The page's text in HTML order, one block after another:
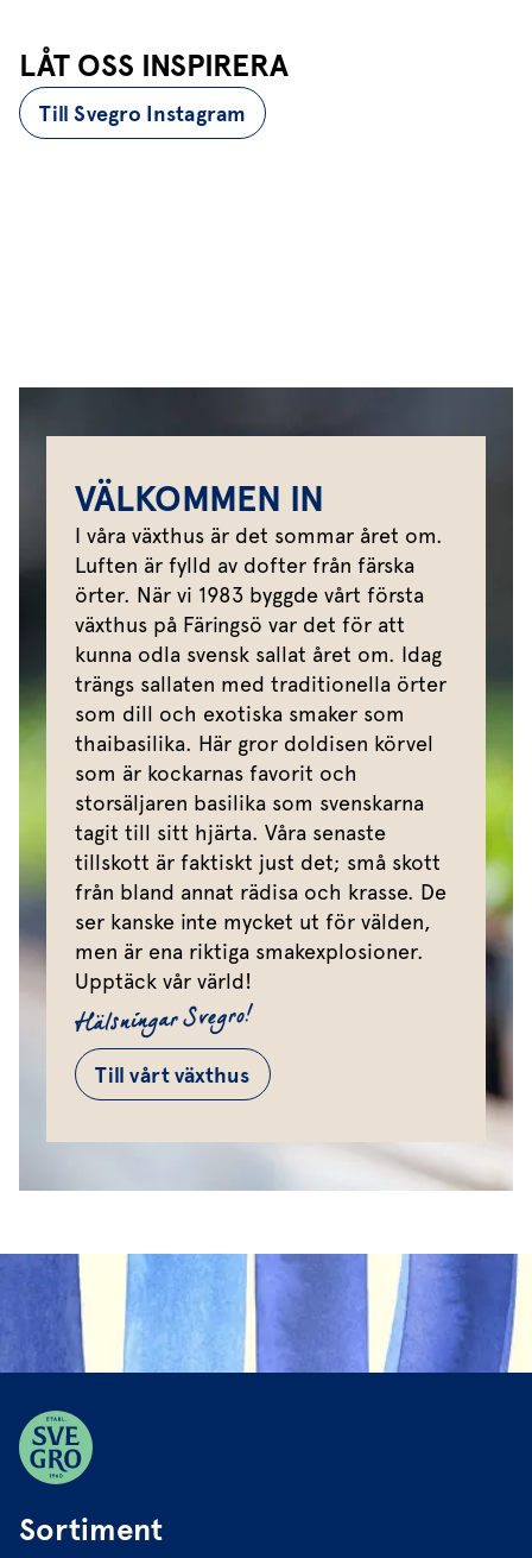
LÅT OSS INSPIRERA
Till Svegro Instagram
VÄLKOMMEN IN
I våra växthus är det sommar året om.
Luften är fylld av dofter från färska
örter. När vi 1983 byggde vårt första
växthus på Färingsö var det för att
kunna odla svensk sallat året om. Idag
trängs sallaten med traditionella örter
som dill och exotiska smaker som
thaibasilika. Här gror doldisen körvel
som är kockarnas favorit och
storsäljaren basilika som svenskarna
tagit till sitt hjärta. Våra senaste
tillskott är faktiskt just det; små skott
från bland annat rädisa och krasse. De
ser kanske inte mycket ut för välden,
men är ena riktiga smakexplosioner.
Upptäck vår värld!
Hälsningar Svegro!
Till vårt växthus
Sortiment